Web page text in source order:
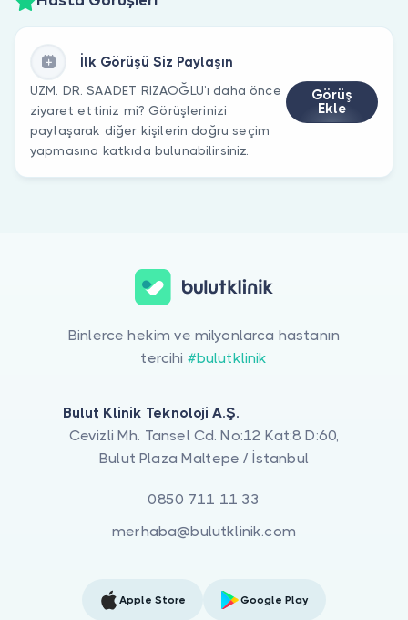
İlk Görüşü Siz Paylaşın
UZM. DR. SAADET RIZAOĞLU’ı daha önce
ziyaret ettiniz mi? Görüşlerinizi
paylaşarak diğer kişilerin doğru seçim
yapmasına katkıda bulunabilirsiniz.
Görüş
Ekle
Binlerce hekim ve milyonlarca hastanın
tercihi #bulutklinik
Bulut Klinik Teknoloji A.Ş.
Cevizli Mh. Tansel Cd. No:12 Kat:8 D:60,
Bulut Plaza Maltepe / İstanbul
0850 711 11 33
merhaba@bulutklinik.com
Apple Store Google Play